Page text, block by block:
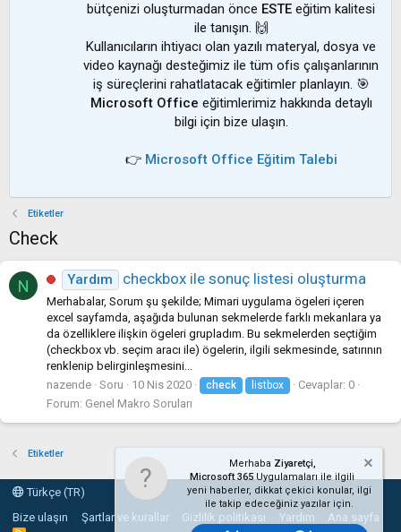
bütçenizi oluşturmadan önce ESTE eğitim kalitesi
ile tanışın. 🙌
Kullanıcıların ihtiyacı olan yazılı materyal, dosya ve
video kaynağı desteğimiz ile tüm ofis çalışanlarının
iş süreçlerini rahatlatacak eğitimler planlayın. 🎯
Microsoft Office eğitimlerimiz hakkında detaylı
bilgi için bize ulaşın.
👉 Microsoft Office Eğitim Talebi
Etiketler
Check
N Yardım checkbox ile sonuç listesi oluşturma
Merhabalar, Sorum şu şekilde; Mimari uygulama ögeleri içeren
excel sayfamda, aşağıda bulunan sekmelerde farklı mekanlara ya
da özelliklere ilişkin ögeleri grupladım. Bu sekmelerden seçtiğim
(checkbox vb. seçim aracı ile) ögelerin, ilgili sekmesinde, satırının
renklenip belirginleşmesini...
nazende Soru 10 Nis 2020 check listbox
Cevaplar: 0
Forum: Genel Makro Soruları
Etiketler
Türkçe (TR)
Bize ulaşın
Şartlar ve kurallar Gizlilik politikası Yardım Ana sayfa
Merhaba Ziyaretçi,
Microsoft 365Uygulamaları ile ilgili
yeni haberler, dikkat çekici konular, ilgi
ile takip edeceğiniz yazılar için.